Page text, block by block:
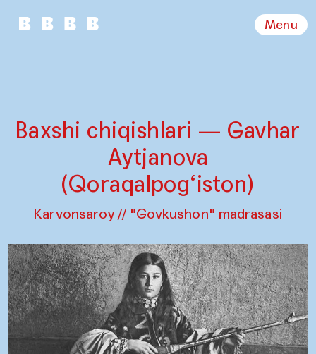
Menu
Baxshi chiqishlari — Gavhar
Aytjanova
(Qoraqalpog‘iston)
Karvonsaroy // "Govkushon" madrasasi